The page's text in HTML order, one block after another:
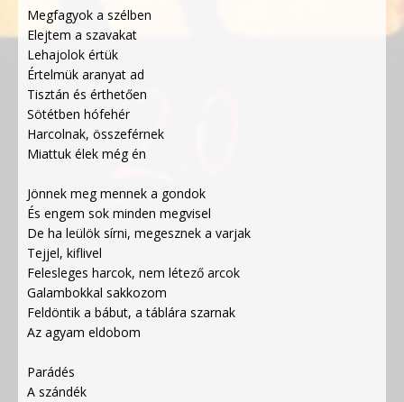
Megfagyok a szélben
Elejtem a szavakat
Lehajolok értük
Értelmük aranyat ad
Tisztán és érthetően
Sötétben hófehér
Harcolnak, összeférnek
Miattuk élek még én
Jönnek meg mennek a gondok
És engem sok minden megvisel
De ha leülök sírni, megesznek a varjak
Tejjel, kiflivel
Felesleges harcok, nem létező arcok
Galambokkal sakkozom
Feldöntik a bábut, a táblára szarnak
Az agyam eldobom
Parádés
A szándék